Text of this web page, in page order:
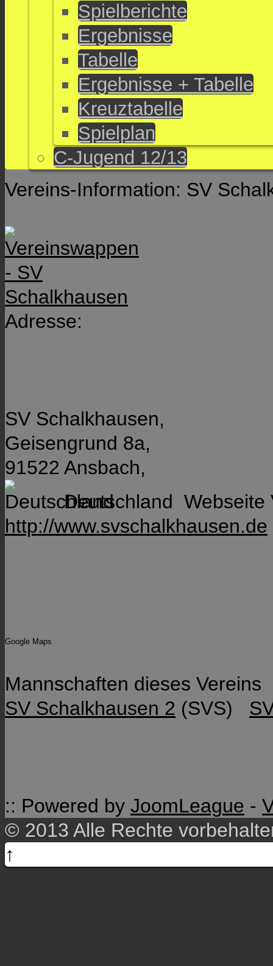
Spielberichte
Ergebnisse
Tabelle
Ergebnisse + Tabelle
Kreuztabelle
Spielplan
C-Jugend 12/13
Vereins-Information: SV
Adresse:
SV Schalkhausen,
Geisengrund 8a,
91522 Ansbach,
Deutschland Webseite
http://www.svschalkhausen.de
Google Maps
Mannschaften dieses Vereins
SV Schalkhausen 2 (SVS)
:: Powered by JoomLeague -
© 2013 Alle Rechte
↑